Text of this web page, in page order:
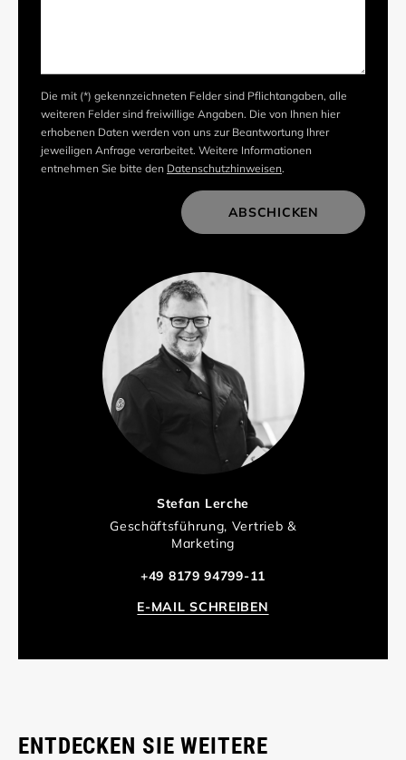
Stefan Lerche
Geschäftsführung, Vertrieb &
Marketing
+49 8179 94799-11
E-MAIL SCHREIBEN
Die mit (*) gekennzeichneten Felder sind Pflichtangaben, alle
weiteren Felder sind freiwillige Angaben. Die von Ihnen hier
erhobenen Daten werden von uns zur Beantwortung Ihrer
jeweiligen Anfrage verarbeitet. Weitere Informationen
entnehmen Sie bitte den Datenschutzhinweisen.
ABSCHICKEN
ENTDECKEN SIE WEITERE